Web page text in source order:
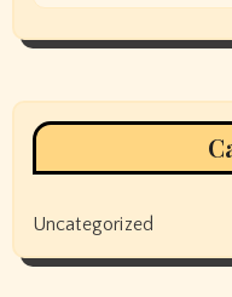
Uncategorized